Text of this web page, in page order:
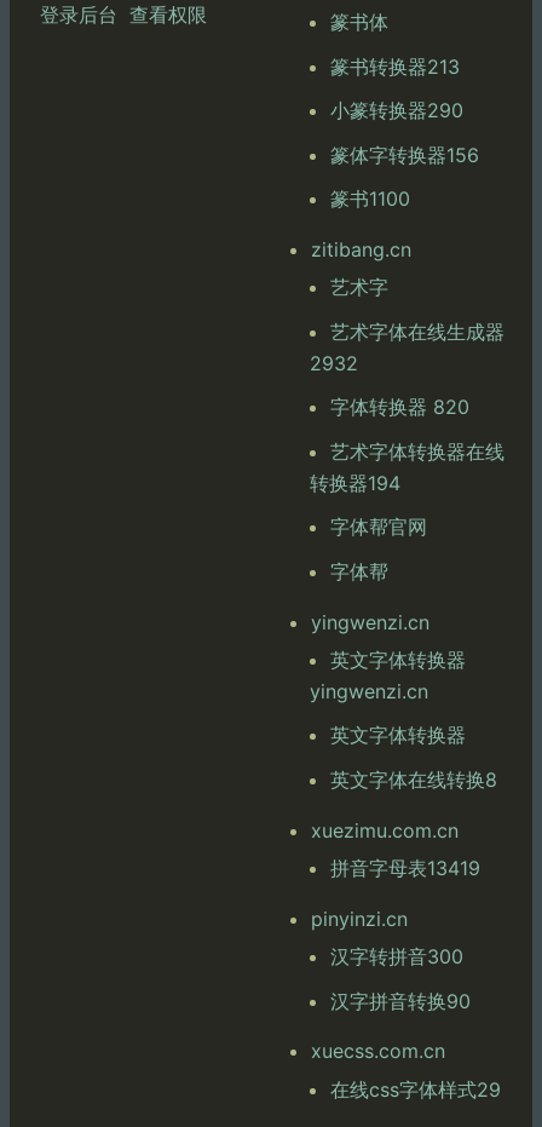
登录后台 查看权限
篆书体
篆书转换器213
小篆转换器290
篆体字转换器156
篆书1100
zitibang.cn
艺术字
艺术字体在线生成器
2932
字体转换器 820
艺术字体转换器在线
转换器194
字体帮官网
字体帮
yingwenzi.cn
英文字体转换器
yingwenzi.cn
英文字体转换器
英文字体在线转换8
xuezimu.com.cn
拼音字母表13419
pinyinzi.cn
汉字转拼音300
汉字拼音转换90
xuecss.com.cn
在线css字体样式29